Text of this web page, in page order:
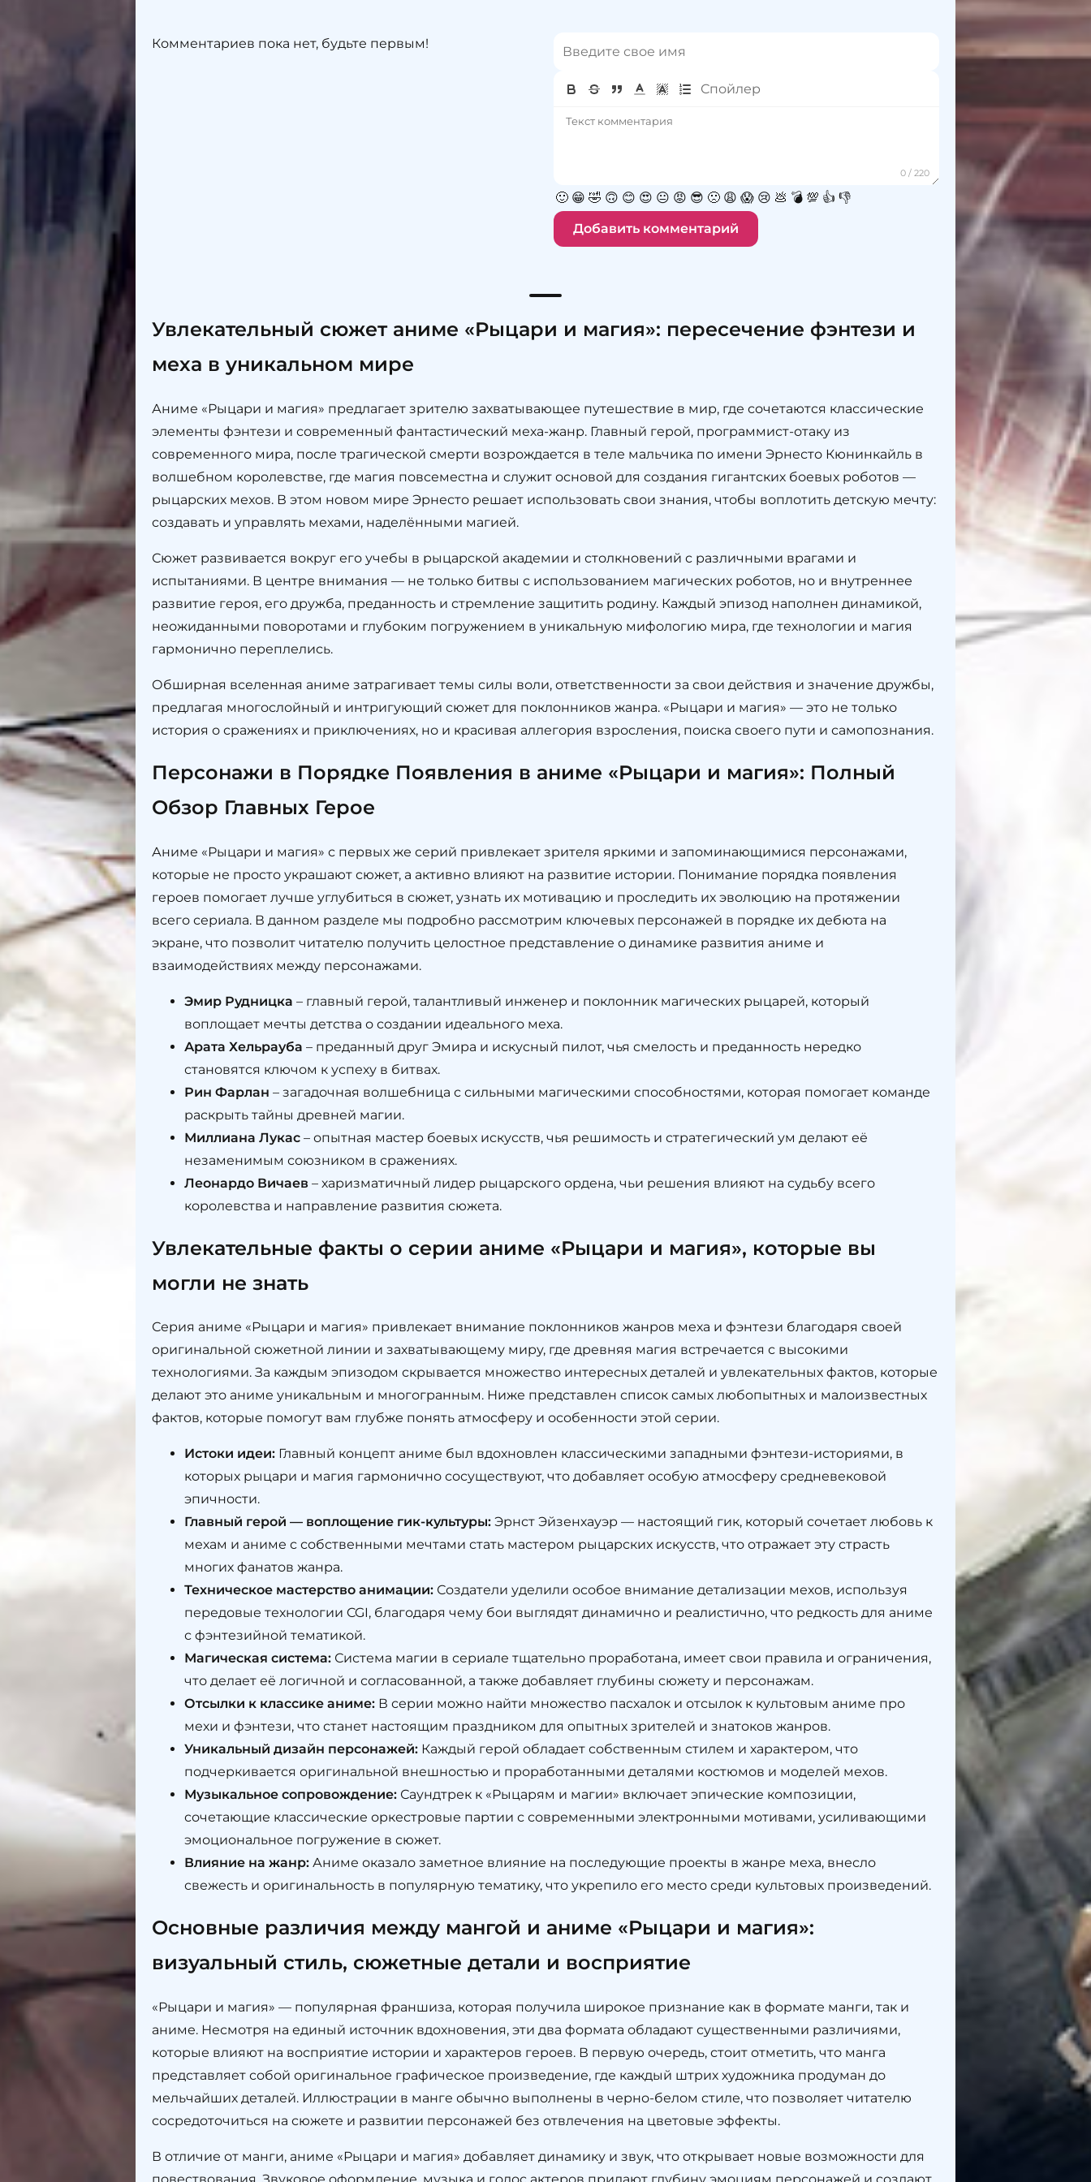
🙂 😁 🤣 🙃 😊 😍 😐 😡 😎 🙁 😩 😱 😢 💩 💣 💯 👍 👎
Добавить комментарий
Комментариев пока нет, будьте первым!
Увлекательный сюжет аниме «Рыцари и магия»: пересечение фэнтези и
меха в уникальном мире
Аниме «Рыцари и магия» предлагает зрителю захватывающее путешествие в мир, где сочетаются классические
элементы фэнтези и современный фантастический меха-жанр. Главный герой, программист-отаку из
современного мира, после трагической смерти возрождается в теле мальчика по имени Эрнесто Кюнинкайль в
волшебном королевстве, где магия повсеместна и служит основой для создания гигантских боевых роботов —
рыцарских мехов. В этом новом мире Эрнесто решает использовать свои знания, чтобы воплотить детскую мечту:
создавать и управлять мехами, наделёнными магией.
Сюжет развивается вокруг его учебы в рыцарской академии и столкновений с различными врагами и
испытаниями. В центре внимания — не только битвы с использованием магических роботов, но и внутреннее
развитие героя, его дружба, преданность и стремление защитить родину. Каждый эпизод наполнен динамикой,
неожиданными поворотами и глубоким погружением в уникальную мифологию мира, где технологии и магия
гармонично переплелись.
Обширная вселенная аниме затрагивает темы силы воли, ответственности за свои действия и значение дружбы,
предлагая многослойный и интригующий сюжет для поклонников жанра. «Рыцари и магия» — это не только
история о сражениях и приключениях, но и красивая аллегория взросления, поиска своего пути и самопознания.
Персонажи в Порядке Появления в аниме «Рыцари и магия»: Полный
Обзор Главных Герое
Аниме «Рыцари и магия» с первых же серий привлекает зрителя яркими и запоминающимися персонажами,
которые не просто украшают сюжет, а активно влияют на развитие истории. Понимание порядка появления
героев помогает лучше углубиться в сюжет, узнать их мотивацию и проследить их эволюцию на протяжении
всего сериала. В данном разделе мы подробно рассмотрим ключевых персонажей в порядке их дебюта на
экране, что позволит читателю получить целостное представление о динамике развития аниме и
взаимодействиях между персонажами.
Эмир Рудницка – главный герой, талантливый инженер и поклонник магических рыцарей, который
воплощает мечты детства о создании идеального меха.
Арата Хельрауба – преданный друг Эмира и искусный пилот, чья смелость и преданность нередко
становятся ключом к успеху в битвах.
Рин Фарлан – загадочная волшебница с сильными магическими способностями, которая помогает команде
раскрыть тайны древней магии.
Миллиана Лукас – опытная мастер боевых искусств, чья решимость и стратегический ум делают её
незаменимым союзником в сражениях.
Леонардо Вичаев – харизматичный лидер рыцарского ордена, чьи решения влияют на судьбу всего
королевства и направление развития сюжета.
Увлекательные факты о серии аниме «Рыцари и магия», которые вы
могли не знать
Серия аниме «Рыцари и магия» привлекает внимание поклонников жанров меха и фэнтези благодаря своей
оригинальной сюжетной линии и захватывающему миру, где древняя магия встречается с высокими
технологиями. За каждым эпизодом скрывается множество интересных деталей и увлекательных фактов, которые
делают это аниме уникальным и многогранным. Ниже представлен список самых любопытных и малоизвестных
фактов, которые помогут вам глубже понять атмосферу и особенности этой серии.
Истоки идеи: Главный концепт аниме был вдохновлен классическими западными фэнтези-историями, в
которых рыцари и магия гармонично сосуществуют, что добавляет особую атмосферу средневековой
эпичности.
Главный герой — воплощение гик-культуры: Эрнст Эйзенхауэр — настоящий гик, который сочетает любовь к
мехам и аниме с собственными мечтами стать мастером рыцарских искусств, что отражает эту страсть
многих фанатов жанра.
Техническое мастерство анимации: Создатели уделили особое внимание детализации мехов, используя
передовые технологии CGI, благодаря чему бои выглядят динамично и реалистично, что редкость для аниме
с фэнтезийной тематикой.
Магическая система: Система магии в сериале тщательно проработана, имеет свои правила и ограничения,
что делает её логичной и согласованной, а также добавляет глубины сюжету и персонажам.
Отсылки к классике аниме: В серии можно найти множество пасхалок и отсылок к культовым аниме про
мехи и фэнтези, что станет настоящим праздником для опытных зрителей и знатоков жанров.
Уникальный дизайн персонажей: Каждый герой обладает собственным стилем и характером, что
подчеркивается оригинальной внешностью и проработанными деталями костюмов и моделей мехов.
Музыкальное сопровождение: Саундтрек к «Рыцарям и магии» включает эпические композиции,
сочетающие классические оркестровые партии с современными электронными мотивами, усиливающими
эмоциональное погружение в сюжет.
Влияние на жанр: Аниме оказало заметное влияние на последующие проекты в жанре меха, внесло
свежесть и оригинальность в популярную тематику, что укрепило его место среди культовых произведений.
Основные различия между мангой и аниме «Рыцари и магия»:
визуальный стиль, сюжетные детали и восприятие
«Рыцари и магия» — популярная франшиза, которая получила широкое признание как в формате манги, так и
аниме. Несмотря на единый источник вдохновения, эти два формата обладают существенными различиями,
которые влияют на восприятие истории и характеров героев. В первую очередь, стоит отметить, что манга
представляет собой оригинальное графическое произведение, где каждый штрих художника продуман до
мельчайших деталей. Иллюстрации в манге обычно выполнены в черно-белом стиле, что позволяет читателю
сосредоточиться на сюжете и развитии персонажей без отвлечения на цветовые эффекты.
В отличие от манги, аниме «Рыцари и магия» добавляет динамику и звук, что открывает новые возможности для